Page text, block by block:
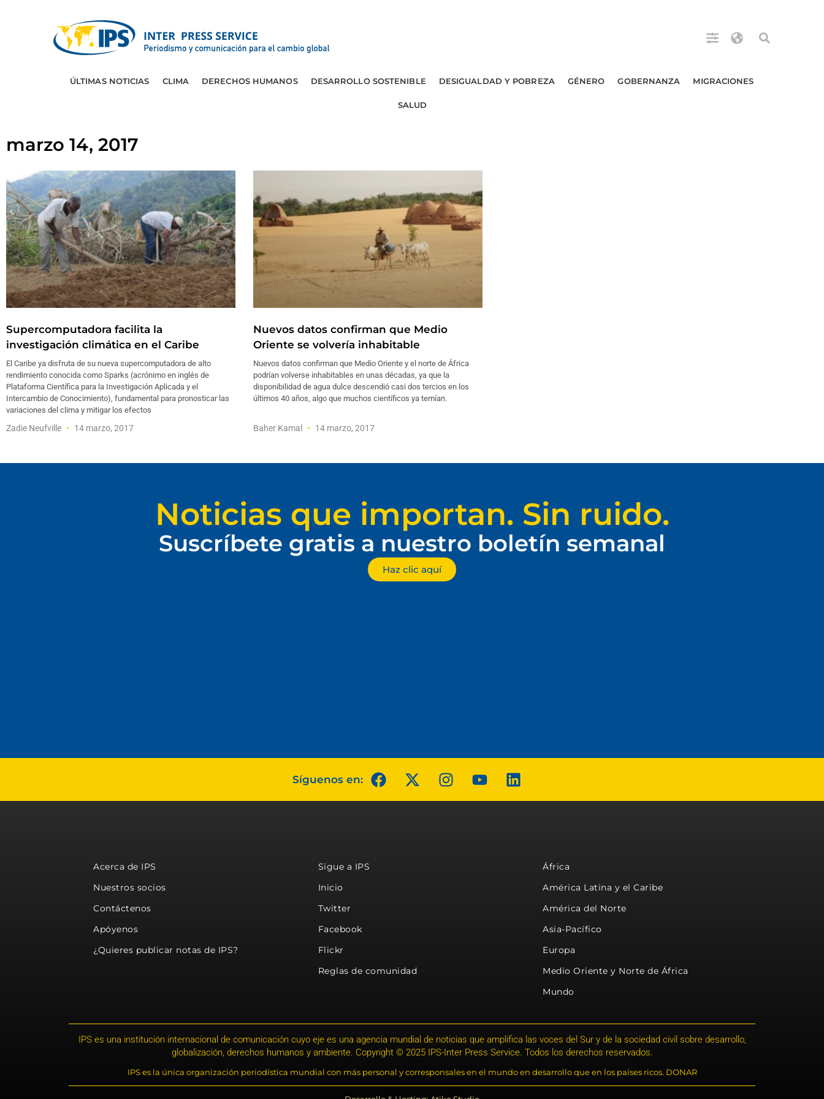
ÚLTIMAS NOTICIAS CLIMA DERECHOS HUMANOS DESARROLLO SOSTENIBLE DESIGUALDAD Y POBREZA GÉNERO GOBERNANZA MIGRACIONES
SALUD
marzo 14, 2017
Supercomputadora facilita la
investigación climática en el Caribe
El Caribe ya disfruta de su nueva supercomputadora de alto
rendimiento conocida como Sparks (acrónimo en inglés de
Plataforma Científica para la Investigación Aplicada y el
Intercambio de Conocimiento), fundamental para pronosticar las
variaciones del clima y mitigar los efectos
Zadie Neufville 14 marzo, 2017
Nuevos datos confirman que Medio
Oriente se volvería inhabitable
Nuevos datos confirman que Medio Oriente y el norte de África
podrían volverse inhabitables en unas décadas, ya que la
disponibilidad de agua dulce descendió casi dos tercios en los
últimos 40 años, algo que muchos científicos ya temían.
Baher Kamal 14 marzo, 2017
Noticias que importan. Sin ruido.
Suscríbete gratis a nuestro boletín semanal
Haz clic aquí
Síguenos en:
Acerca de IPS
Nuestros socios
Contáctenos
Apóyenos
¿Quieres publicar notas de IPS?
Sigue a IPS
Inicio
Twitter
Facebook
Flickr
Reglas de comunidad
África
América Latina y el Caribe
América del Norte
Asia-Pacífico
Europa
Medio Oriente y Norte de África
Mundo
IPS es una institución internacional de comunicación cuyo eje es una agencia mundial de noticias que amplifica las voces del Sur y de la sociedad civil sobre desarrollo,
globalización, derechos humanos y ambiente. Copyright © 2025 IPS-Inter Press Service. Todos los derechos reservados.
IPS es la única organización periodística mundial con más personal y corresponsales en el mundo en desarrollo que en los países ricos. DONAR